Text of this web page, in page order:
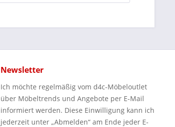
Newsletter
Ich möchte regelmäßig vom d4c-Möbeloutlet
über Möbeltrends und Angebote per E-Mail
informiert werden. Diese Einwilligung kann ich
jederzeit unter „Abmelden“ am Ende jeder E-